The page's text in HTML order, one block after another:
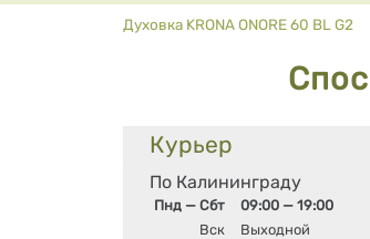
Вы здесь
Духовка KRONA ONORE 60 BL G2
Курьер
По Калининграду
Пнд — Сбт
09:00 — 19:00
Вск
Выходной